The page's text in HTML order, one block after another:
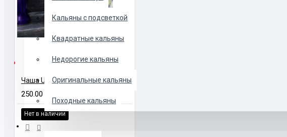
Кальяны с подсветкой
Квадратные кальяны
Недорогие кальяны
Оригинальные кальяны
Походные кальяны
ЧАШИ
Чаша Upgrade Form стандартная
250.00 UAH
Нет в наличии